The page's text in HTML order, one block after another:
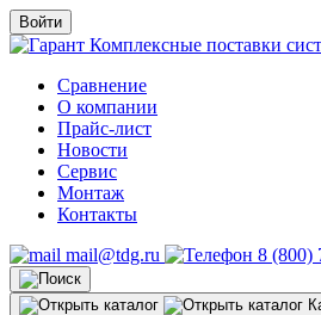
Войти
Комплексные поставки
Сравнение
О компании
Прайс-лист
Новости
Сервис
Монтаж
Контакты
mail@tdg.ru
8 (800)